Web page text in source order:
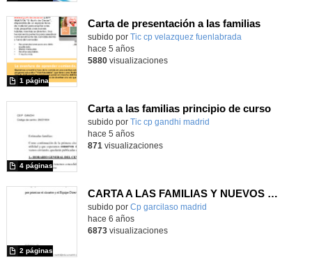
Carta de presentación a las familias
subido por Tic cp velazquez fuenlabrada
1 página
hace 5 años
5880visualizaciones
Carta a las familias principio de curso
Contenido educativo.
subido por Tic cp gandhi madrid
4 páginas
hace 5 años
871 visualizaciones
CARTA A LAS FAMILIAS Y NUEVOS HORARIOS DESDE OCTUBRE
subido por Cp garcilaso madrid
2 páginas
hace 6 años
6873visualizaciones